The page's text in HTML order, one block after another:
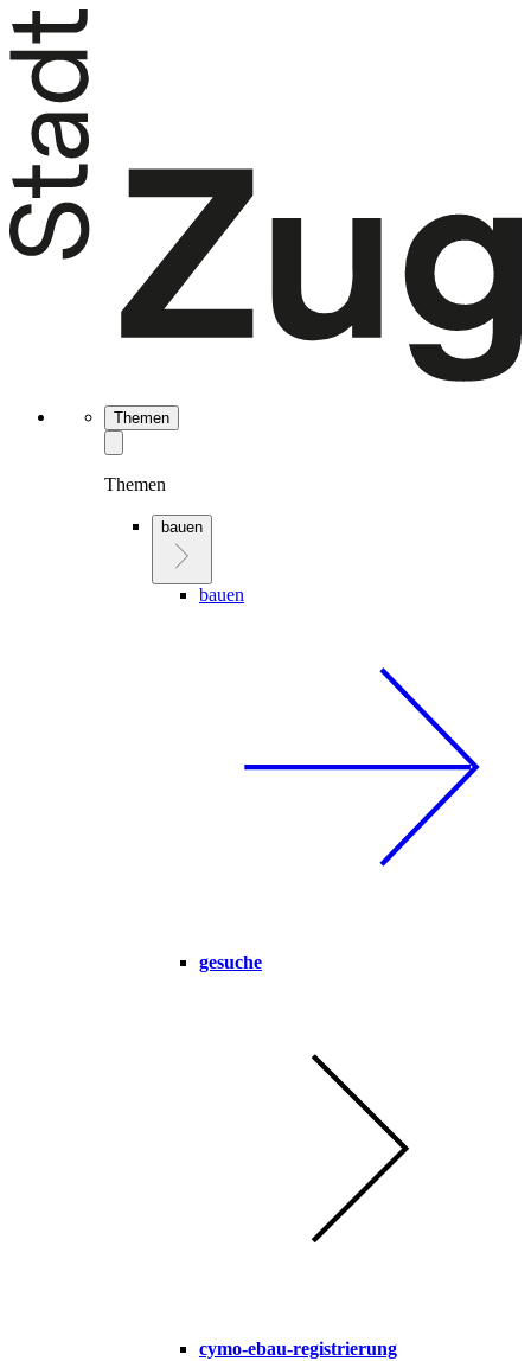
Themen
Themen
bauen
bauen
gesuche
cymo-ebau-registrierung